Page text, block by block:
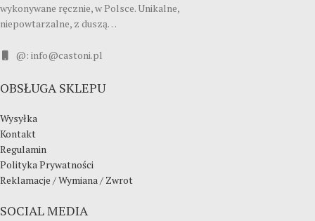
wykonywane ręcznie, w Polsce. Unikalne,
niepowtarzalne, z duszą…
@: info@castoni.pl
OBSŁUGA SKLEPU
Wysyłka
Kontakt
Regulamin
Polityka Prywatności
Reklamacje / Wymiana / Zwrot
SOCIAL MEDIA